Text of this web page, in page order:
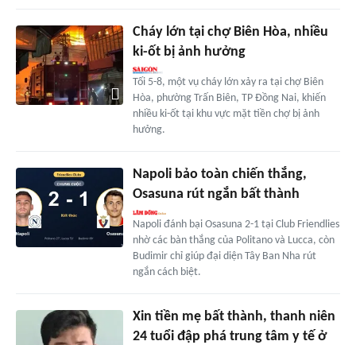
Cháy lớn tại chợ Biên Hòa, nhiều
ki-ốt bị ảnh hưởng
Tối 5-8, một vụ cháy lớn xảy ra tại chợ Biên
Hòa, phường Trấn Biên, TP Đồng Nai, khiến
nhiều ki-ốt tại khu vực mặt tiền chợ bị ảnh
hưởng.
Napoli bảo toàn chiến thắng,
Osasuna rút ngắn bất thành
Napoli đánh bại Osasuna 2-1 tại Club Friendlies
nhờ các bàn thắng của Politano và Lucca, còn
Budimir chỉ giúp đại diện Tây Ban Nha rút
ngắn cách biệt.
Xin tiền mẹ bất thành, thanh niên
24 tuổi đập phá trung tâm y tế ở